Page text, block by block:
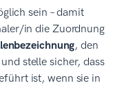
sein – damit
in die Zuordnung
, den
stelle sicher, dass
ist, wenn sie in